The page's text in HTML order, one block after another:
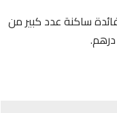
ساكنة عدد كبير من